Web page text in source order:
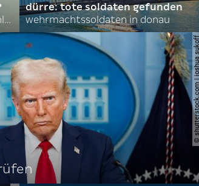
nordkoreas sommerliche empfehlungen
dürre: tote soldaten gefunden
wehrmachtssoldaten in donau
©